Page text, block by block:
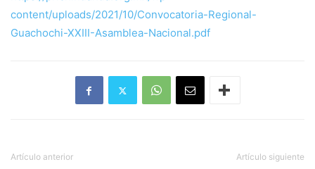
content/uploads/2021/10/Convocatoria-Regional-
Guachochi-XXIII-Asamblea-Nacional.pdf
Artículo anterior Artículo siguiente